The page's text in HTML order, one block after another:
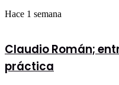
Hace 1 semana
Claudio Román;
práctica